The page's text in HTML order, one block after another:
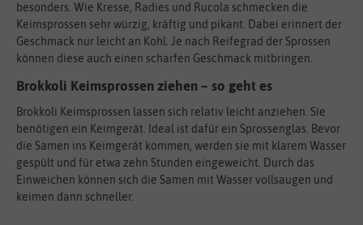
besonders. Wie Kresse, Radies und Rucola schmecken die
Keimsprossen sehr würzig, kräftig und pikant. Dabei erinnert der
Geschmack nur leicht an Kohl. Je nach Reifegrad der Sprossen
können diese auch einen scharfen Geschmack mitbringen.
Brokkoli Keimsprossen ziehen – so geht es
Brokkoli Keimsprossen lassen sich relativ leicht anziehen. Sie
benötigen ein Keimgerät. Ideal ist dafür ein Sprossenglas. Bevor
die Samen ins Keimgerät kommen, werden sie mit klarem Wasser
gespült und für etwa zehn Stunden eingeweicht. Durch das
Einweichen können sich die Samen mit Wasser vollsaugen und
keimen dann schneller.